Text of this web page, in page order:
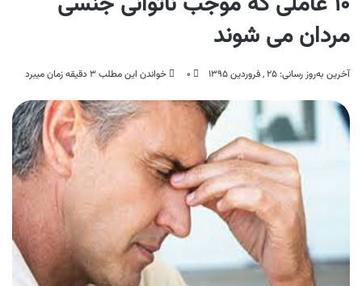
مردان می شوند
آخرین به‌روز رسانی: ۲۵ , فروردین ۱۳۹۵ ۰ خواندن این مطلب ۳ دقیقه زمان میبرد